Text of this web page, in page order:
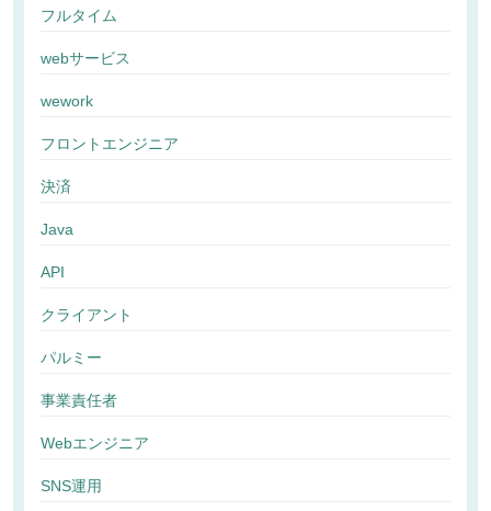
フルタイム
webサービス
wework
フロントエンジニア
決済
Java
API
クライアント
パルミー
事業責任者
Webエンジニア
SNS運用